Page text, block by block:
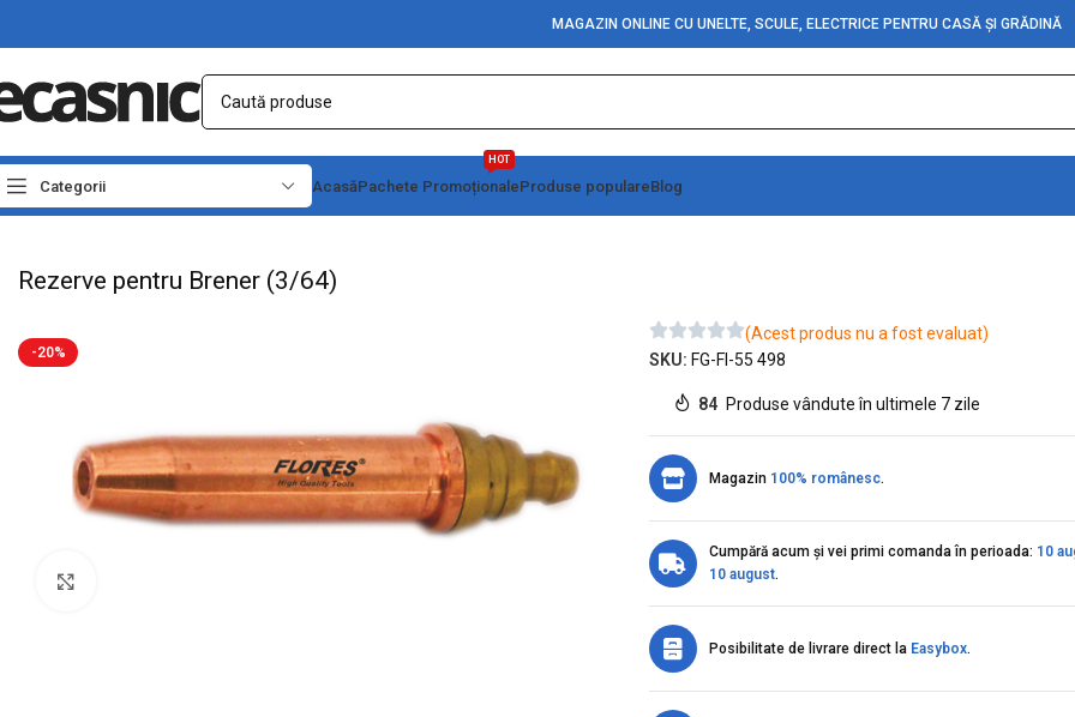
MAGAZIN ONLINE CU UNELTE, SCULE, ELECTRICE PENTRU CASĂ ȘI GRĂDINĂ
Categorii AcasăPachete Promoționale
HOT
Produse populareBlog
Prima pagină Camping Arzatoare Rezerve pentru Brener (3/64)
Rezerve pentru Brener (3/64)
-20%
(Acest produs nu a fost evaluat)
SKU: FG-FI-55 498
84 Produse vândute în ultimele 7 zile
Magazin 100% românesc.
Cumpără acum și vei primi comanda în perioada: 10
10 august.
Posibilitate de livrare direct la Easybox.